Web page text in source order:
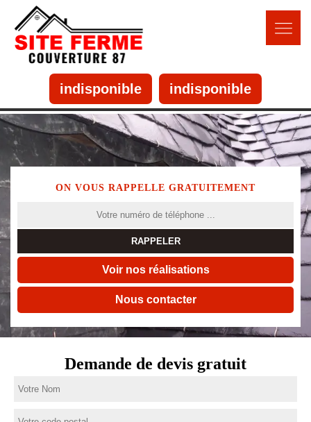
indisponible indisponible
ON VOUS RAPPELLE GRATUITEMENT
Voir nos réalisations
Nous contacter
Demande de devis gratuit